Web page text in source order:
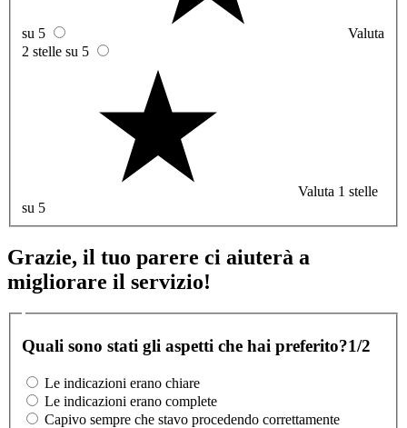
su 5
Valuta
2 stelle su 5
Valuta 1 stelle
su 5
Grazie, il tuo parere ci aiuterà a
migliorare il servizio!
Quali sono stati gli aspetti che hai preferito?1/2
Le indicazioni erano chiare
Le indicazioni erano complete
Capivo sempre che stavo procedendo correttamente